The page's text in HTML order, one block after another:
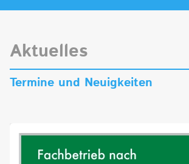
Aktuelles
Termine und Neuigkeiten